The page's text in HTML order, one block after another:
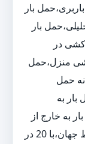
بار
بار
کشی در
منزل،حمل
حمل
بار به
به خارج از
کشور،حمل بار به عراق،حمل بار به تمام نقاط جهان،با 20 در